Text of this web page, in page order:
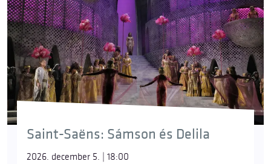
Saint-Saëns: Sámson és Delila
2026. december 5. | 18:00